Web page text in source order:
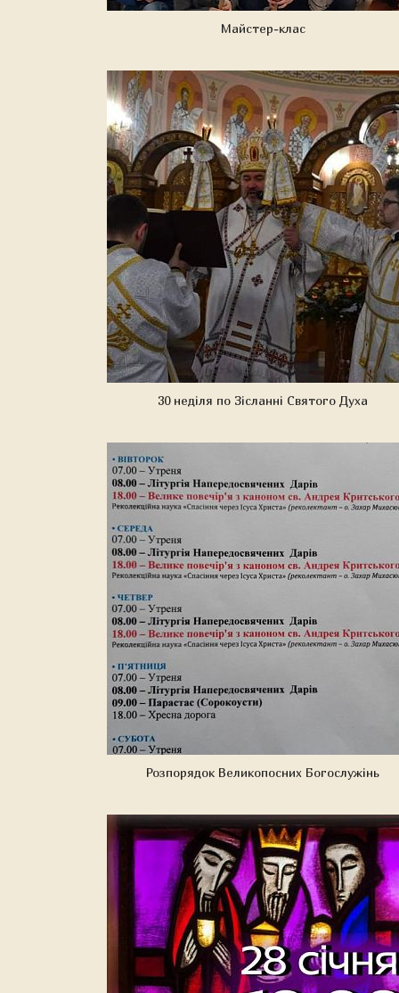
Майстер-клас
30 неділя по Зісланні Святого Духа
Розпорядок Великопосних Богослужінь